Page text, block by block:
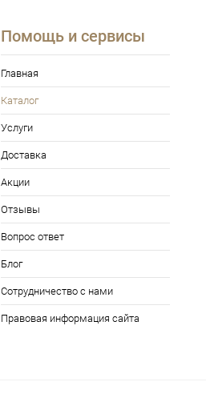
Помощь и сервисы
Главная
Каталог
Услуги
Доставка
Акции
Отзывы
Вопрос ответ
Блог
Сотрудничество с нами
Правовая информация сайта